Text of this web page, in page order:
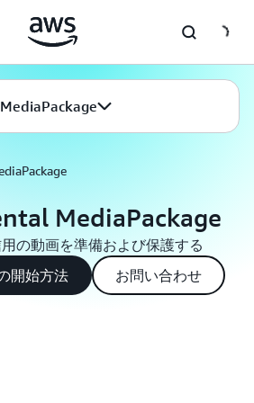
MediaPackage
の動画を準備および保護する
開始方法
お問い合わせ